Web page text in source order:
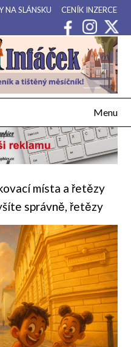
NA SLÁNSKU
CENÍK INZERCE
pro Slánsko, Kladensko
Menu
místa a řetězy
správně, řetězy